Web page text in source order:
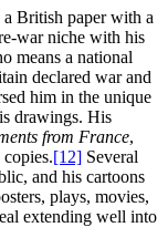
a British paper with a
war niche with his
means a national
declared war and
him in the unique
drawings. His
from France,
[12] Several
and his cartoons
plays, movies,
extending well into